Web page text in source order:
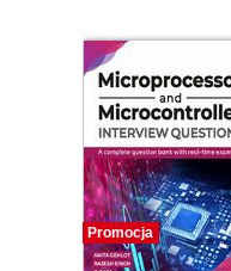
Promocja